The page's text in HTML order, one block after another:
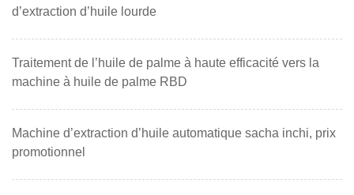
d’extraction d’huile lourde
Traitement de l’huile de palme à haute efficacité vers la
machine à huile de palme RBD
Machine d’extraction d’huile automatique sacha inchi, prix
promotionnel